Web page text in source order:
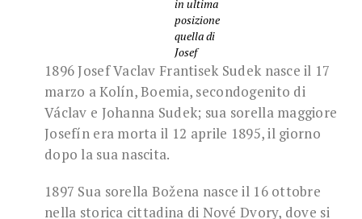
in ultima
posizione
quella di
Josef
1896 Josef Vaclav Frantisek Sudek nasce il 17
marzo a Kolín, Boemia, secondogenito di
Václav e Johanna Sudek; sua sorella maggiore
Josefín era morta il 12 aprile 1895, il giorno
dopo la sua nascita.
1897 Sua sorella Božena nasce il 16 ottobre
nella storica cittadina di Nové Dvory, dove si